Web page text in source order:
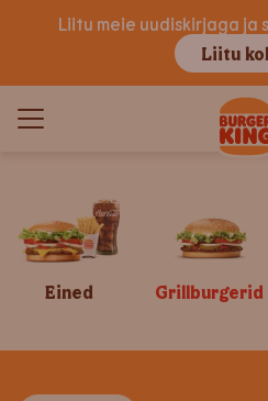
Liitu meie uudiskirjaga ja
Liitu
Eined Grillburgerid